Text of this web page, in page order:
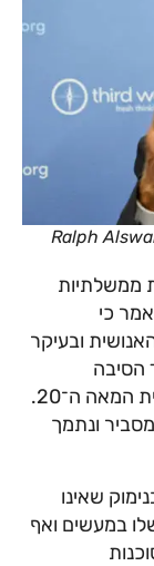
מ־13 סוכנויות ממשלתיות
כי
ובעיקר
הסיבה
העיקרית להתחממות הגלובלית מאז מחצית המאה ה־20.
ונתמך
שאינו
במעשים ואף